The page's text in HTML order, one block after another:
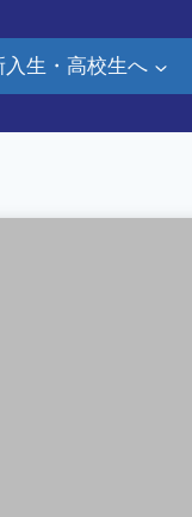
入生・高校生へ